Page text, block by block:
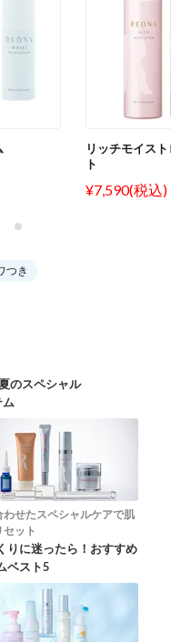
リッチモイス
ト
¥7,590(税込)
つき
のスペシャル
ム
わせたスペシャルケアで肌
ット
りに迷ったら！おすすめ
ベスト5